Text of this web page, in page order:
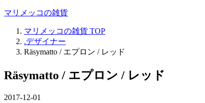
マリメッコの雑貨
マリメッコの雑貨 TOP
.デザイナー
Räsymatto / エプロン / レッド
Räsymatto / エプロン / レッド
2017-12-01